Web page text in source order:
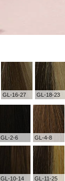
GL-16-27 GL-18-23
GL-2-6 GL-4-8
GL-10-14 GL-11-25